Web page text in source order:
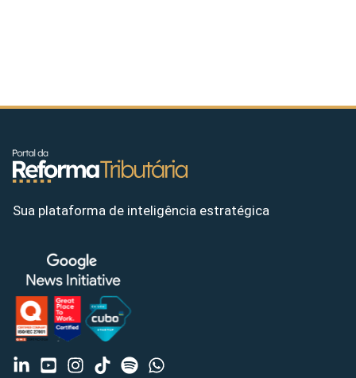
Sua plataforma de inteligência estratégica